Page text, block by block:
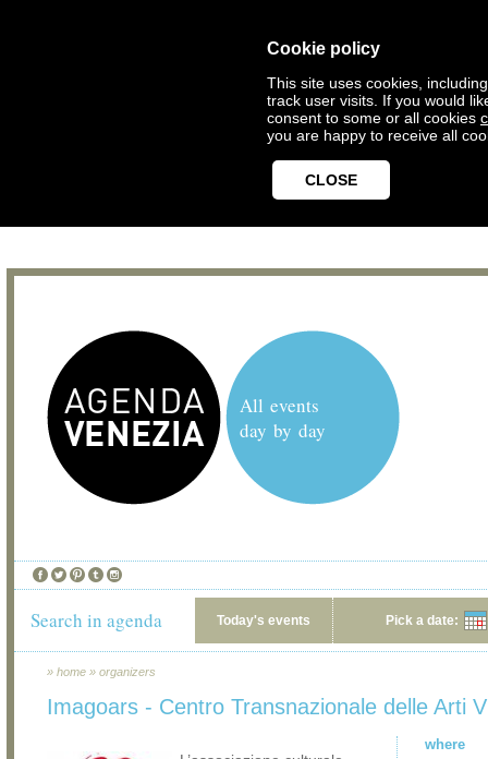
Cookie policy
This site uses cookies,
track user visits. If you would
consent to some or all cookies
you are happy to receive all
CLOSE
All events
day by day
Search in agenda Today's events Pick a date:
» home » organizers
Imagoars - Centro Transnazionale delle Arti
where